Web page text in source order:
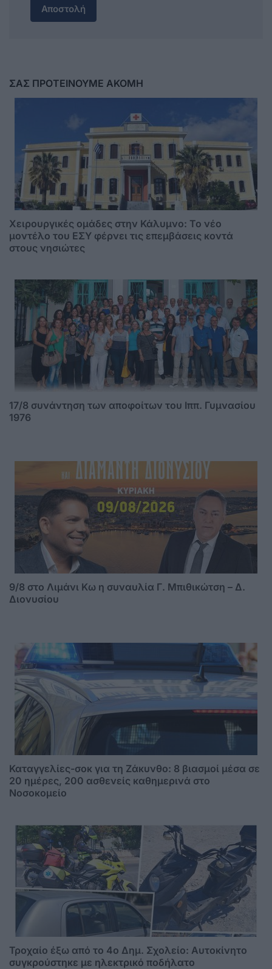
Αποστολή
ΣΑΣ ΠΡΟΤΕΙΝΟΥΜΕ ΑΚΟΜΗ
Χειρουργικές ομάδες στην Κάλυμνο: Το νέο
μοντέλο του ΕΣΥ φέρνει τις επεμβάσεις κοντά
στους νησιώτες
17/8 συνάντηση των αποφοίτων του Ιππ. Γυμνασίου
1976
9/8 στο Λιμάνι Κω η συναυλία Γ. Μπιθικώτση – Δ.
Διονυσίου
Καταγγελίες-σοκ για τη Ζάκυνθο: 8 βιασμοί μέσα σε
20 ημέρες, 200 ασθενείς καθημερινά στο
Νοσοκομείο
Τροχαίο έξω από το 4ο Δημ. Σχολείο: Αυτοκίνητο
συγκρούστηκε με ηλεκτρικό ποδήλατο